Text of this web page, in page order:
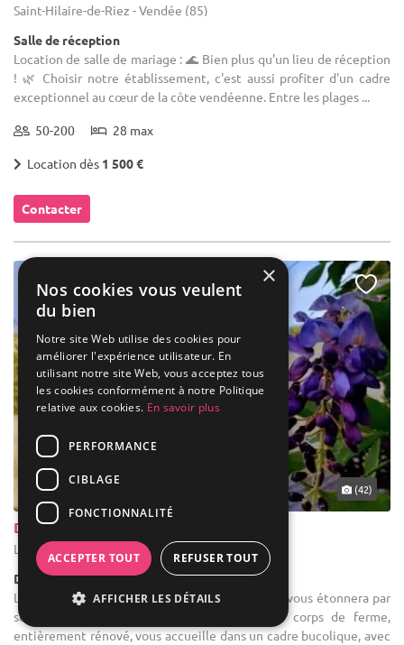
Saint-Hilaire-de-Riez - Vendée (85)
Salle de réception
Location de salle de mariage : 🌊 Bien plus qu'un lieu de réception
! 🌿 Choisir notre établissement, c'est aussi profiter d'un cadre
exceptionnel au cœur de la côte vendéenne. Entre les plages ...
50-200 28 max
Location dès 1 500 €
Contacter
(42)
Domaine La Moinardière
Le Bernard - Vendée (85)
Demeure de caractère / Domaine
Location de salle de mariage : Cette propriété, vous étonnera par
son charme et son raffinement. Cet ancien corps de ferme,
entièrement rénové, vous accueille dans un cadre bucolique, avec
×
Nos cookies vous veulent
du bien
Notre site Web utilise des cookies pour
améliorer l'expérience utilisateur. En
utilisant notre site Web, vous acceptez tous
les cookies conformément à notre Politique
relative aux cookies. En savoir plus
PERFORMANCE
CIBLAGE
FONCTIONNALITÉ
ACCEPTER TOUT REFUSER TOUT
AFFICHER LES DÉTAILS